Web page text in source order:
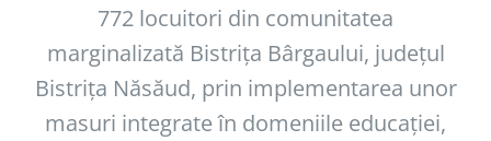
772 locuitori din comunitatea
marginalizată Bistrița Bârgaului, județul
Bistrița Năsăud, prin implementarea unor
masuri integrate în domeniile educației,